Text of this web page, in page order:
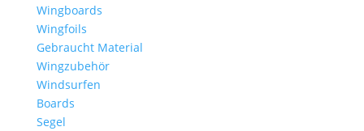
Wingboards
Wingfoils
Gebraucht Material
Wingzubehör
Windsurfen
Boards
Segel